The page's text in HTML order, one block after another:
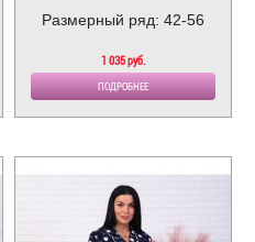
Размерный ряд: 42-56
1 035 руб.
ПОДРОБНЕЕ